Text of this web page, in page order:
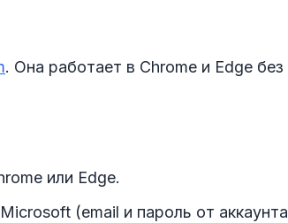
. Она работает в Chrome и Edge без
или Edge.
(email и пароль от аккаунта